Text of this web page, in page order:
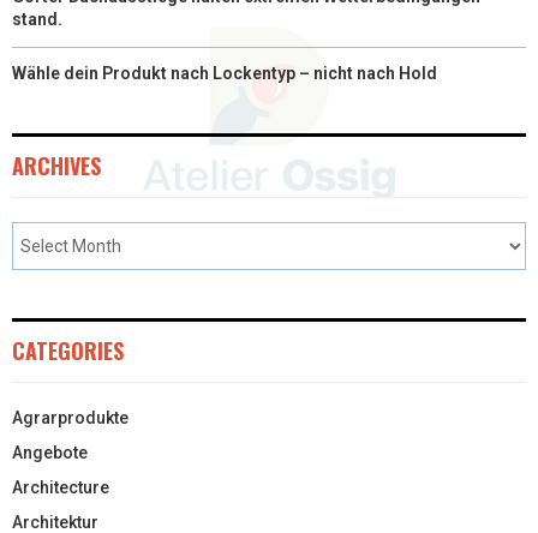
stand.
Wähle dein Produkt nach Lockentyp – nicht nach Hold
ARCHIVES
CATEGORIES
Agrarprodukte
Angebote
Architecture
Architektur